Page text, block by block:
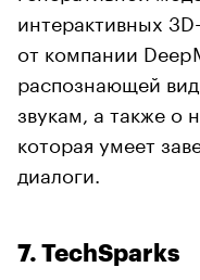
интерактивных
от компании
распознающей
звукам, а также о
которая умеет
диалоги.
7. TechSparks